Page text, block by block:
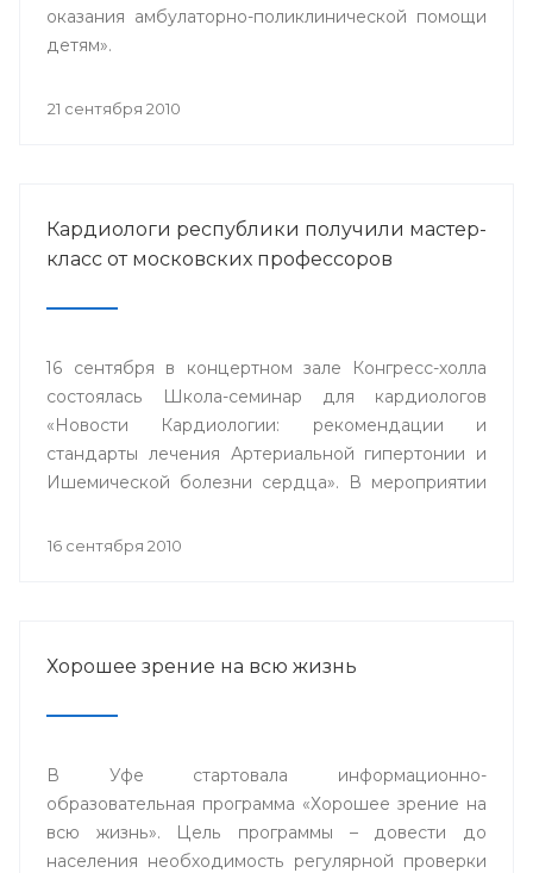
оказания амбулаторно-поликлинической помощи
детям».
21 сентября 2010
Кардиологи республики получили мастер-
класс от московских профессоров
16 сентября в концертном зале Конгресс-холла
состоялась Школа-семинар для кардиологов
«Новости Кардиологии: рекомендации и
стандарты лечения Артериальной гипертонии и
Ишемической болезни сердца». В мероприятии
сосудистые хирурги, врачи-терапевты
16 сентября 2010
Хорошее зрение на всю жизнь
В Уфе стартовала информационно-
образовательная программа «Хорошее зрение на
всю жизнь». Цель программы – довести до
населения необходимость регулярной проверки